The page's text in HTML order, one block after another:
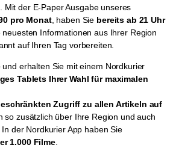
. Mit der E-PaperAusgabe unseres
pro Monat, haben Sie bereits ab 21 Uhr
esten Informationen aus Ihrer Region
auf Ihren Tag vorbereiten.
und erhalten Sie miteinem Nordkurier
Tablets Ihrer Wahl für maximalen
Zugriff zu allen Artikeln auf
so zusätzlich über Ihre Region undauch
der Nordkurier App haben Sie
1.000 Filme.